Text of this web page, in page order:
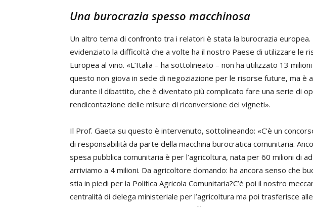
Una burocrazia spesso macchinosa
Un altro tema di confronto tra i relatori è stata la burocrazia europea.
evidenziato la difficoltà che a volte ha il nostro Paese di utilizzare le
Europea al vino. «L’Italia – ha sottolineato – non ha utilizzato 13
questo non giova in sede di negoziazione per le risorse future, ma è
durante il dibattito, che è diventato più complicato fare una serie di
rendicontazione delle misure di riconversione dei vigneti».
Il Prof. Gaeta su questo è intervenuto, sottolineando: «C’è un
di responsabilità da parte della macchina burocratica comunitaria.
spesa pubblica comunitaria è per l’agricoltura, nata per 60 milioni di
arriviamo a 4 milioni. Da agricoltore domando: ha ancora senso che
stia in piedi per la Politica Agricola Comunitaria?C’è poi il nostro
centralità di delega ministeriale per l’agricoltura ma poi trasferisce